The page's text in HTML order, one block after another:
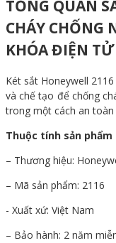
TỔNG QUAN
CHÁY CHỐNG
KHÓA ĐIỆN TỬ
Két sắt Honeywell
và chế tạo để chống
trong một cách an toàn
Thuộc tính sản phẩm
– Thương hiệu:
– Mã sản phẩm: 2116
- Xuất xứ: Việt Nam
– Bảo hành: 2 năm